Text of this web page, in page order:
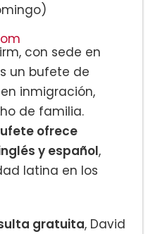
con sede en
un bufete de
inmigración,
de familia.
ofrece
y español,
latina en los
gratuita, David